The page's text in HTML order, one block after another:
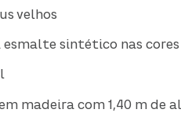
velhos
esmalte sintético nas
em madeira com 1,40 m de